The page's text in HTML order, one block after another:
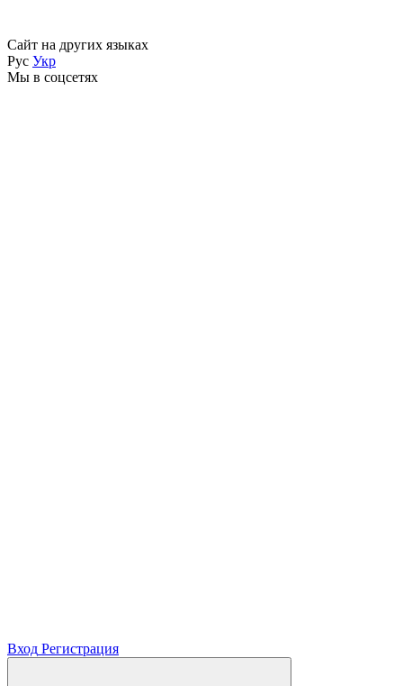
Сайт на других языках
Рус Укр
Мы в соцсетях
Вход Регистрация